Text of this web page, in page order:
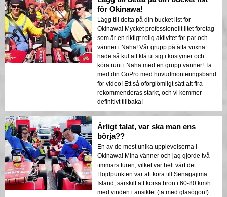
för Okinawa!
Lägg till detta på din bucket list för
Okinawa! Mycket professionellt litet företag
som är en riktigt rolig aktivitet för par och
vänner i Naha! Vår grupp på åtta vuxna
hade så kul att klä ut sig i kostymer och
köra runt i Naha med en grupp vänner! Ta
med din GoPro med huvudmonteringsband
för video! Ett så oförglömligt sätt att fira—
rekommenderas starkt, och vi kommer
definitivt tillbaka!
Ärligt talat, var ska man ens
börja??
En av de mest unika upplevelserna i
Okinawa! Mina vänner och jag gjorde två
timmars turen, vilket var helt värt det.
Höjdpunkten var att köra till Senagajima
Island, särskilt att korsa bron i 60-80 km/h
med vinden i ansiktet (ta med glasögon!).